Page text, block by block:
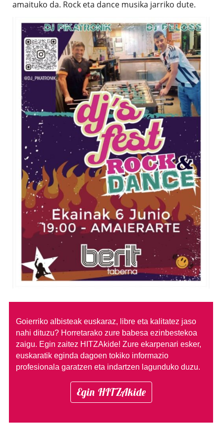
amaituko da. Rock eta dance musika jarriko dute.
Goierriko albisteak euskaraz, libre eta kalitatez jaso
nahi dituzu? Horretarako zure babesa ezinbestekoa
zaigu. Egin zaitez HITZAkide! Zure ekarpenari esker,
euskaratik eginda dagoen tokiko informazio
profesionala garatzen eta indartzen lagunduko duzu.
Egin HITZAkide